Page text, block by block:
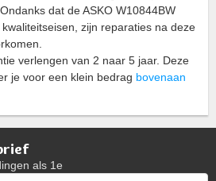
dat de ASKO W10844BW
zijn reparaties na deze
verlengen van 2 naar 5 jaar. Deze
je voor een klein bedrag bovenaan
als 1e